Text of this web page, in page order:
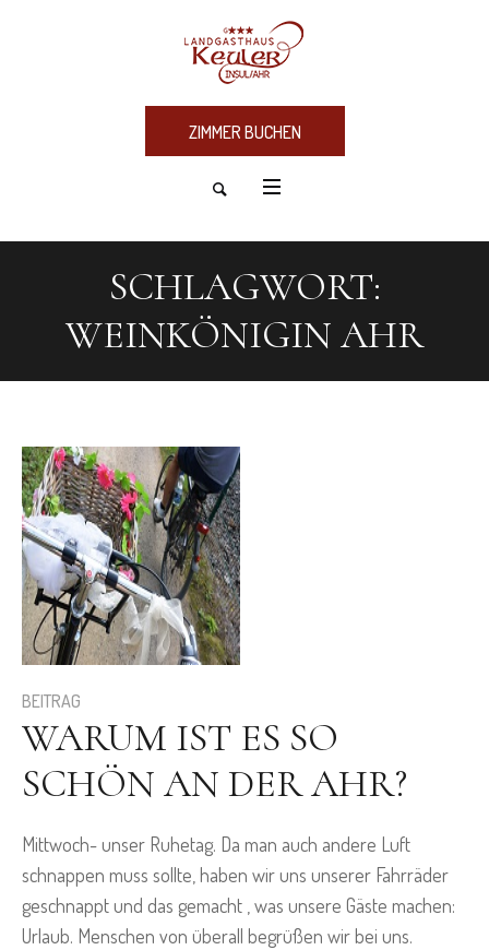
ZIMMER BUCHEN
SCHLAGWORT:
WEINKÖNIGIN AHR
BEITRAG
WARUM IST ES SO
SCHÖN AN DER AHR?
Mittwoch- unser Ruhetag. Da man auch andere Luft
schnappen muss sollte, haben wir uns unserer Fahrräder
geschnappt und das gemacht , was unsere Gäste machen:
Urlaub. Menschen von überall begrüßen wir bei uns.